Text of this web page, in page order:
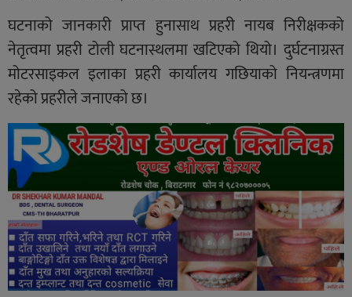
घटनाको जानकारी प्राप्त हुनासाथ प्रहरी नायब निरीक्षकको
नेतृत्वमा प्रहरी टोली घटनास्थलमा खटिएको थियो। दुर्घटनाग्रस्त
मोटरसाइकल इलाका प्रहरी कार्यालय गछियाको नियन्त्रणमा
रहेको प्रहरीले जनाएको छ।